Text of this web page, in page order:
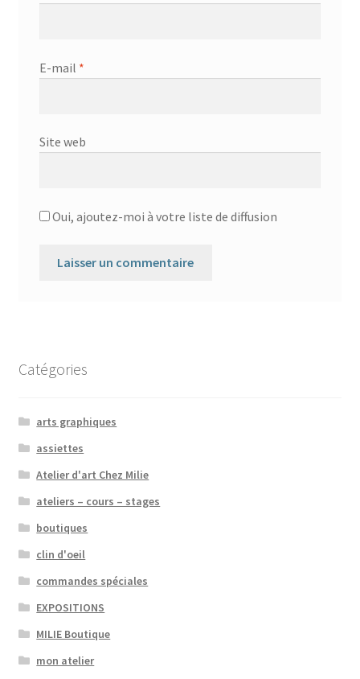
E-mail *
Site web
Oui, ajoutez-moi à votre liste de diffusion
Catégories
arts graphiques
assiettes
Atelier d'art Chez Milie
ateliers – cours – stages
boutiques
clin d'oeil
commandes spéciales
EXPOSITIONS
MILIE Boutique
mon atelier